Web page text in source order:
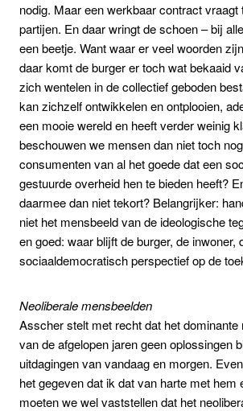
nodig. Maar een werkbaar contract vraagt
partijen. En daar wringt de schoen – bij
een beetje. Want waar er veel woorden
daar komt de burger er toch wat bekaaid
zich wentelen in de collectief geboden
kan zichzelf ontwikkelen en ontplooien,
een mooie wereld en heeft verder weinig
beschouwen we mensen dan niet toch
consumenten van al het goede dat een
gestuurde overheid hen te bieden heeft?
daarmee dan niet tekort? Belangrijker:
niet het mensbeeld van de ideologische
en goed: waar blijft de burger, de inwoner,
sociaaldemocratisch perspectief op de
Neoliberale mensbeelden
Asscher stelt met recht dat het dominante
van de afgelopen jaren geen oplossingen
uitdagingen van vandaag en morgen.
het gegeven dat ik dat van harte met hem
moeten we wel vaststellen dat het